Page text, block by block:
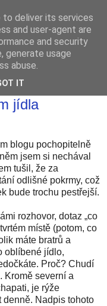
jídla
blogu pochopitelně
jsem si nechával
tušil, že za
odlišné pokrmy, což
bude trochu pestřejší.
rozhovor, dotaz „co
místě (potom, co
máte bratrů a
oblíbené jídlo,
Proč? Chudí
Kromě severní a
je rýže
denně. Nadpis tohoto
to deliver its services
and user-agent are
and security
generate usage
abuse.
IT